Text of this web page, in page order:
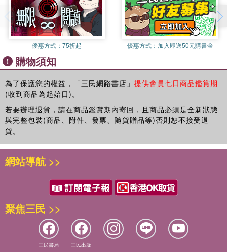
優惠方式： 75折起 優惠方式： 加入即送50元購書金
購物須知
為了保護您的權益，「三民網路書店」 提供會員七日商品鑑賞期
(收到商品為起始日)。
若要辦理退貨，請在商品鑑賞期內寄回，且商品必須是全新狀態
與完整包裝(商品、附件、發票、隨貨贈品等)否則恕不接受退
貨。
網站導航 >>
聚焦三民 >>
三民書局 三民出版